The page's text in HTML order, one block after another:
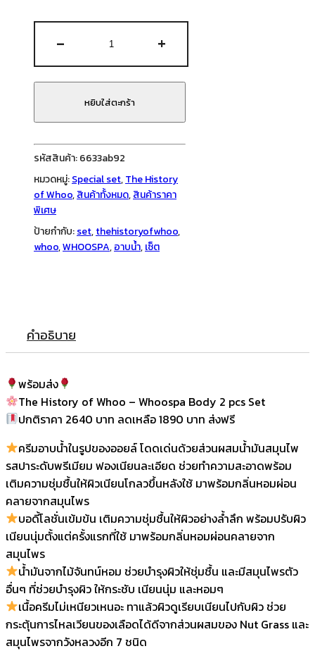
-
The
History
of
Whoo
-
Body
pcs
ชิ้น
+
หยิบใส่ตะกร้า
รหัสสินค้า:6633ab92
หมวดหมู่:Special set,The History
of Whoo,สินค้าทั้งหมด,สินค้าราคา
พิเศษ
ป้ายกำกับ:set,thehistoryofwhoo,
whoo,WHOOSPA,อาบน้ำ,เซ็ต
คำอธิบาย
พร้อมส่ง
The History of Whoo – Whoospa Body 2 pcs Set
ปกติราคา 2640 บาท ลดเหลือ 1890 บาท ส่งฟรี
ครีมอาบน้ำในรูปของออยล์ โดดเด่นด้วยส่วนผสมน้ำมันสมุนไพ
รสปาระดับพรีเมียม ฟองเนียนละเอียด ช่วยทำความสะอาดพร้อม
เติมความชุ่มชื้นให้ผิวเนียนโกลวขึ้นหลังใช้ มาพร้อมกลิ่นหอมผ่อน
คลายจากสมุนไพร
บอดี้โลชั่นเข้มข้น เติมความชุ่มชื้นให้ผิวอย่างล้ำลึก พร้อมปรับผิว
เนียนนุ่มตั้งแต่ครั้งแรกที่ใช้ มาพร้อมกลิ่นหอมผ่อนคลายจาก
สมุนไพร
น้ำมันจากไม้จันทน์หอม ช่วยบำรุงผิวให้ชุ่มชื้น และมีสมุนไพรตัว
อื่นๆ ที่ช่วยบำรุงผิว ให้กระชับ เนียนนุ่ม และหอมๆ
เนื้อครีมไม่เหนียวเหนอะ ทาแล้วผิวดูเรียบเนียนไปกับผิว ช่วย
กระตุ้นการไหลเวียนของเลือดได้ดีจากส่วนผสมของ Nut Grass และ
สมุนไพรจากวังหลวงอีก 7 ชนิด